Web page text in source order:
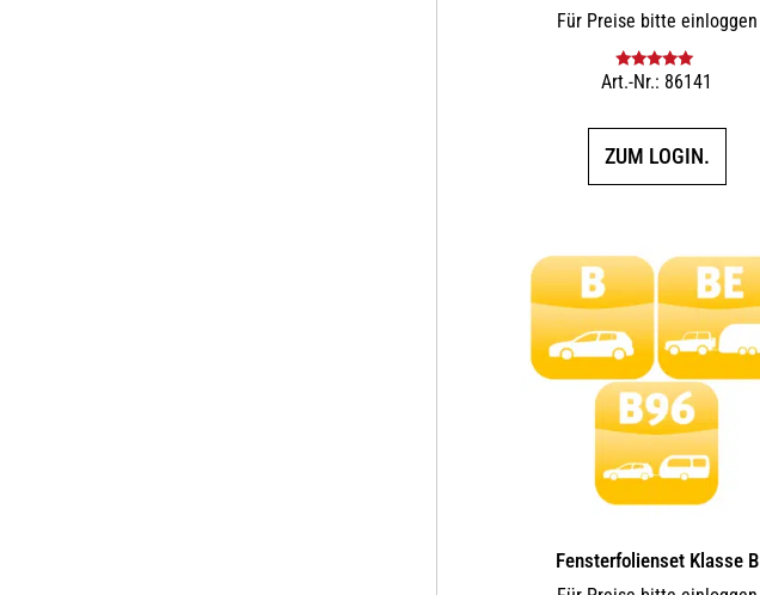
Für Preise bitte einloggen
Bewertet mit
Art.-Nr.: 86141
ZUM LOGIN.
Fensterfolienset Klasse B